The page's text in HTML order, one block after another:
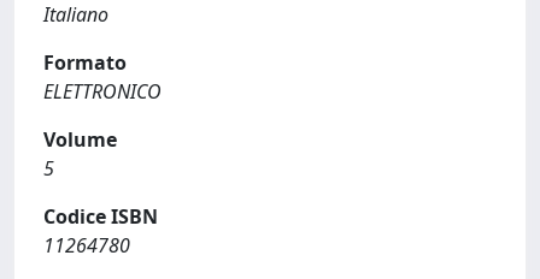
Italiano
Formato
ELETTRONICO
Volume
5
Codice ISBN
11264780